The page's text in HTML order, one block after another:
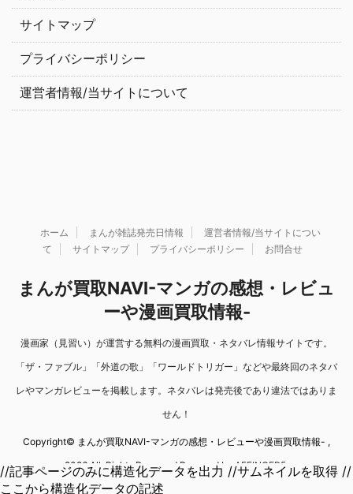
サイトマップ
プライバシーポリシー
運営者情報/当サイトについて
ホーム まんが雑誌発売日情報
運営者情報/当サイトについ
て
サイトマップ プライバシーポリシー お問合せ
まんが買取NAVI-マンガの感想・レビュ
ーや漫画買取情報-
漫画家（見習い）が運営する無料の漫画買取・ネタバレ情報サイトです。
「ザ・ファブル」「外道の歌」「ワールドトリガー」などや最終回のネタバ
レやマンガレビューを掲載します。ネタバレは発売後であり違法ではありま
せん！
Copyright© まんが買取NAVI-マンガの感想・レビューや漫画買取情報- ,
2026 All Rights Reserved Powered by AFFINGER5
//記事ページのみに構造化データを出力 //サムネイルを取得 //
ここから構造化データの記述